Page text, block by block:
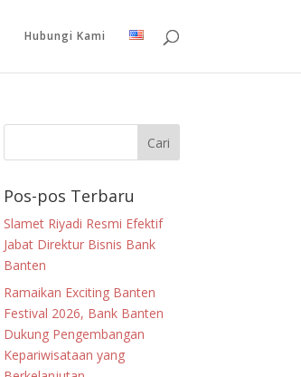
Hubungi Kami
Pos-pos Terbaru
Slamet Riyadi Resmi Efektif
Jabat Direktur Bisnis Bank
Banten
Ramaikan Exciting Banten
Festival 2026, Bank Banten
Dukung Pengembangan
Kepariwisataan yang